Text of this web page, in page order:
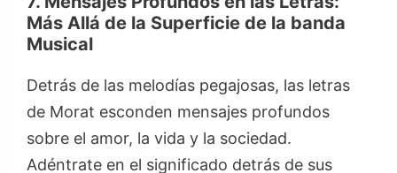
Más Allá de la Superficie de la banda
Musical
Detrás de las melodías pegajosas, las letras
de Morat esconden mensajes profundos
sobre el amor, la vida y la sociedad.
Adéntrate en el significado detrás de sus